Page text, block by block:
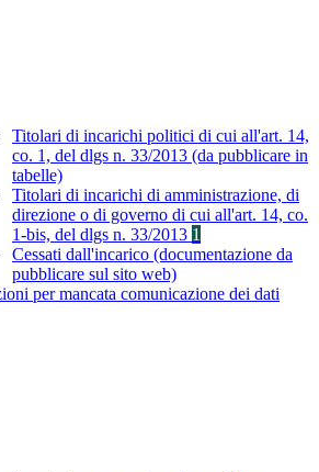
Titolari di incarichi politici di cui all'art. 14,
co. 1, del dlgs n. 33/2013 (da pubblicare in
tabelle)
Titolari di incarichi di amministrazione, di
direzione o di governo di cui all'art. 14, co.
1-bis, del dlgs n. 33/2013 1
Cessati dall'incarico (documentazione da
pubblicare sul sito web)
per mancata comunicazione dei dati